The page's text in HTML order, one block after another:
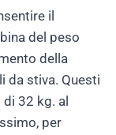
il
del peso
della
da stiva. Questi
32 kg. al
per